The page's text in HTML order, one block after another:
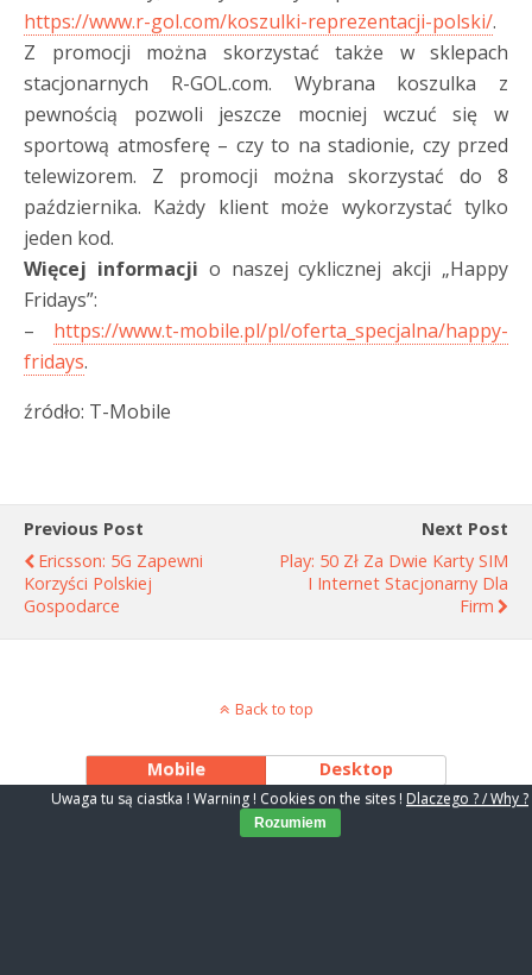
https://www.r-gol.com/koszulki-reprezentacji-polski/.
Z promocji można skorzystać także w sklepach
stacjonarnych R-GOL.com. Wybrana koszulka z
pewnością pozwoli jeszcze mocniej wczuć się w
sportową atmosferę – czy to na stadionie, czy przed
telewizorem. Z promocji można skorzystać do 8
października. Każdy klient może wykorzystać tylko
jeden kod.
Więcej informacji o naszej cyklicznej akcji „Happy
Fridays”:
– https://www.t-mobile.pl/pl/oferta_specjalna/happy-
fridays.
źródło: T-Mobile
Previous Post
Ericsson: 5G Zapewni
Korzyści Polskiej
Gospodarce
Next Post
Play: 50 Zł Za Dwie Karty SIM
I Internet Stacjonarny Dla
Firm
Back to top
Mobile Desktop
Uwaga tu są ciastka ! Warning ! Cookies on the sites ! Dlaczego ? / Why ?
Rozumiem